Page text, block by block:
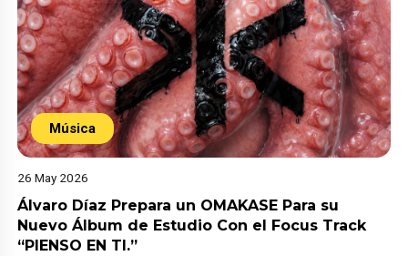
Música
26 May 2026
Álvaro Díaz Prepara un OMAKASE Para su
Nuevo Álbum de Estudio Con el Focus Track
“PIENSO EN TI.”